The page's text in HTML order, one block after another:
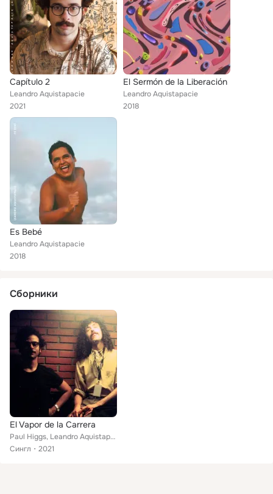
Capítulo 2
Leandro Aquistapacie
2021
El Sermón de la Liberación
Leandro Aquistapacie
2018
Es Bebé
Leandro Aquistapacie
2018
Сборники
El Vapor de la Carrera
Paul Higgs, Leandro Aquistapacie
Сингл
2021